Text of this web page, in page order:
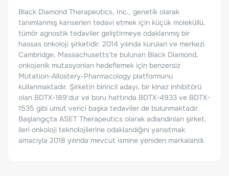
Black Diamond Therapeutics, Inc., genetik olarak
tanımlanmış kanserleri tedavi etmek için küçük moleküllü,
tümör agnostik tedaviler geliştirmeye odaklanmış bir
hassas onkoloji şirketidir. 2014 yılında kurulan ve merkezi
Cambridge, Massachusetts'te bulunan Black Diamond,
onkojenik mutasyonları hedeflemek için benzersiz
Mutation-Allostery-Pharmacology platformunu
kullanmaktadır. Şirketin birincil adayı, bir kinaz inhibitörü
olan BDTX-189'dur ve boru hattında BDTX-4933 ve BDTX-
1535 gibi umut verici başka tedaviler de bulunmaktadır.
Başlangıçta ASET Therapeutics olarak adlandırılan şirket,
ileri onkoloji teknolojilerine odaklandığını yansıtmak
amacıyla 2018 yılında mevcut ismine yeniden markalandı.